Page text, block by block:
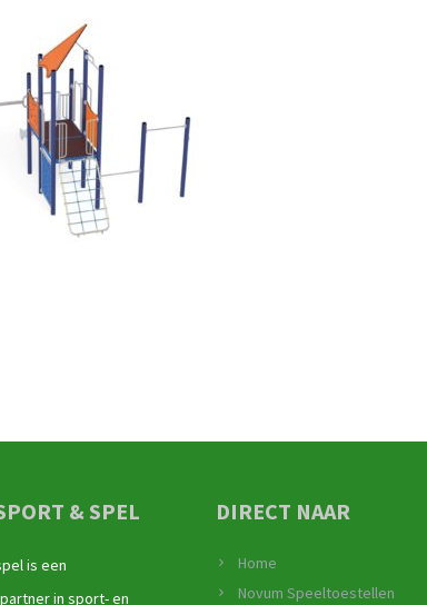
& SPEL
is een
in sport- en
DIRECT NAAR
Home
Novum Speeltoestellen